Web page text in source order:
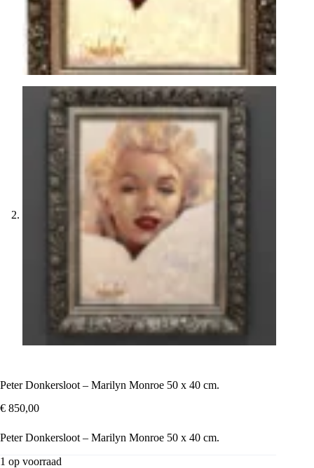
Peter Donkersloot – Marilyn Monroe 50 x 40 cm.
€ 850,00
Peter Donkersloot – Marilyn Monroe 50 x 40 cm.
1 op voorraad